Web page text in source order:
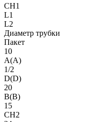
CH1
L1
L2
Диаметр трубки
Пакет
10
A(A)
1/2
D(D)
20
B(B)
15
CH2